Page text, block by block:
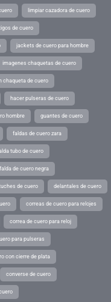
limpiar cazadora de cuero
de cuero
jackets de cuero para hombre
imagenes chaquetas de cuero
chaqueta de cuero
hacer pulseras de cuero
hombre guantes de cuero
faldas de cuero zara
tubo de cuero
falda de cuero negra
de cuero delantales de cuero
correas de cuero para relojes
correa de cuero para reloj
para pulseras
con cierre de plata
converse de cuero